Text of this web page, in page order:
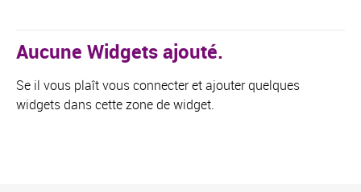
Aucune Widgets ajouté.
Se il vous plaît vous connecter et ajouter quelques
widgets dans cette zone de widget.